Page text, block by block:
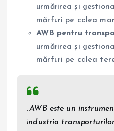
urmărirea și
mărfuri pe calea
AWB pentru
urmărirea și
mărfuri pe calea
„AWB este un
industria